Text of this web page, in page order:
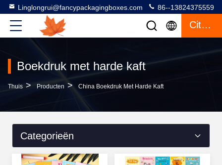
Linglongrui@fancypackagingboxes.com 86--13824375559
Citaat
Boekdruk met harde kaft
Thuis > Producten > China Boekdruk Met Harde Kaft
Categorieën